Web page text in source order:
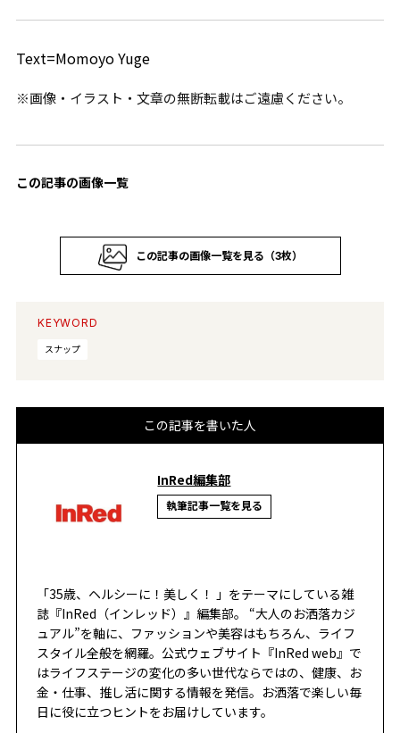
Text=Momoyo Yuge
※画像・イラスト・文章の無断転載はご遠慮ください。
この記事の画像一覧
この記事の画像一覧を見る（3枚）
KEYWORD
スナップ
この記事を書いた人
InRed編集部
執筆記事一覧を見る
「35歳、ヘルシーに！美しく！ 」をテーマにしている雑
誌『InRed（インレッド）』編集部。 “大人のお洒落カジ
ュアル”を軸に、ファッションや美容はもちろん、ライフ
スタイル全般を網羅。公式ウェブサイト『InRed web』で
はライフステージの変化の多い世代ならではの、健康、お
金・仕事、推し活に関する情報を発信。お洒落で楽しい毎
日に役に立つヒントをお届けしています。